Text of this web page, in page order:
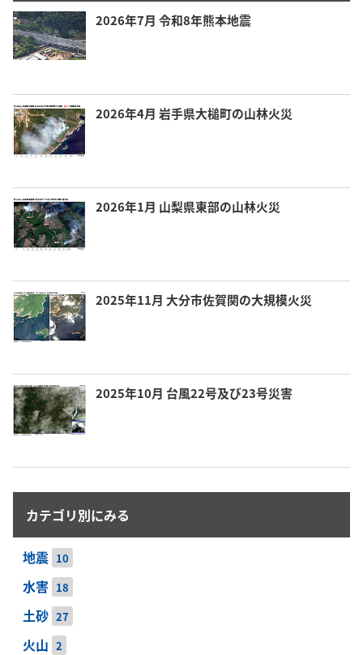
2026年7月 令和8年熊本地震
2026年4月 岩手県大槌町の山林火災
2026年1月 山梨県東部の山林火災
2025年11月 大分市佐賀関の大規模火災
2025年10月 台風22号及び23号災害
カテゴリ別にみる
地震 10
水害 18
土砂 27
火山 2